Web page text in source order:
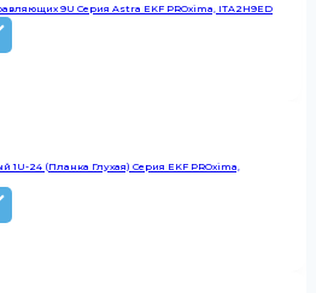
9U Серия Astra EKF PROxima, ITA2H9ED
1U-24 (планка Глухая) Серия EKF PROxima,